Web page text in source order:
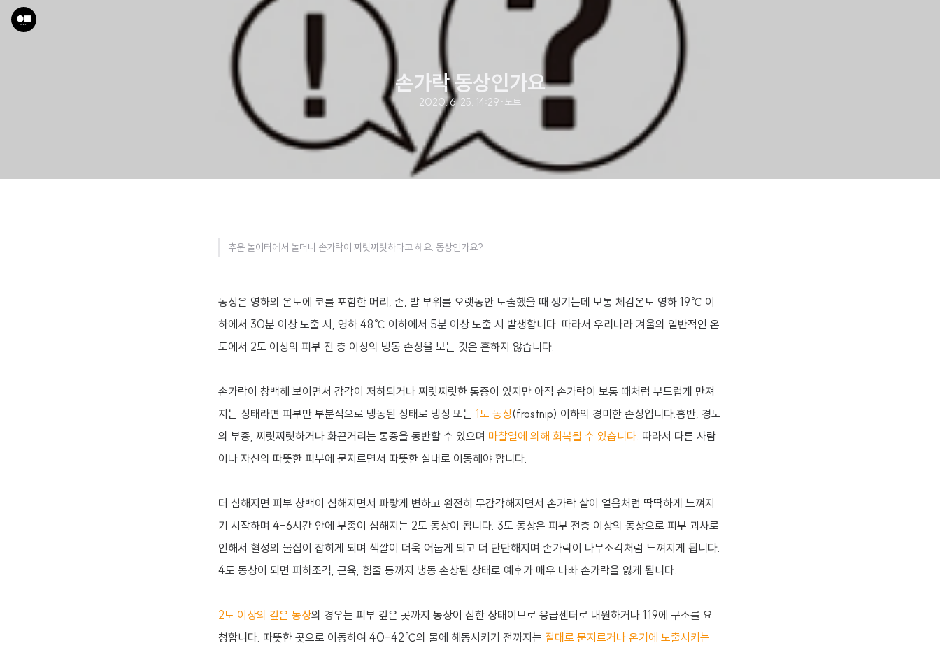
손가락 동상인가요
2020. 6. 25. 14:29 ·노트
추운 놀이터에서 놀더니 손가락이 찌릿찌릿하다고 해요. 동상인가요?
동상은 영하의 온도에 코를 포함한 머리, 손, 발 부위를 오랫동안 노출했을 때 생기는데 보통 체감온도 영하 19℃ 이
하에서 30분 이상 노출 시, 영하 48℃ 이하에서 5분 이상 노출 시 발생합니다. 따라서 우리나라 겨울의 일반적인 온
도에서 2도 이상의 피부 전 층 이상의 냉동 손상을 보는 것은 흔하지 않습니다.
손가락이 창백해 보이면서 감각이 저하되거나 찌릿찌릿한 통증이 있지만 아직 손가락이 보통 때처럼 부드럽게 만져
지는 상태라면 피부만 부분적으로 냉동된 상태로 냉상 또는 1도 동상(frostnip) 이하의 경미한 손상입니다.홍반, 경도
의 부종, 찌릿찌릿하거나 화끈거리는 통증을 동반할 수 있으며 마찰열에 의해 회복될 수 있습니다. 따라서 다른 사람
이나 자신의 따뜻한 피부에 문지르면서 따뜻한 실내로 이동해야 합니다.
더 심해지면 피부 창백이 심해지면서 파랗게 변하고 완전히 무감각해지면서 손가락 살이 얼음처럼 딱딱하게 느껴지
기 시작하며 4-6시간 안에 부종이 심해지는 2도 동상이 됩니다. 3도 동상은 피부 전층 이상의 동상으로 피부 괴사로
인해서 혈성의 물집이 잡히게 되며 색깔이 더욱 어둡게 되고 더 단단해지며 손가락이 나무조각처럼 느껴지게 됩니다.
4도 동상이 되면 피하조긱, 근육, 힘줄 등까지 냉동 손상된 상태로 예후가 매우 나빠 손가락을 잃게 됩니다.
2도 이상의 깊은 동상의 경우는 피부 깊은 곳까지 동상이 심한 상태이므로 응급센터로 내원하거나 119에 구조를 요
청합니다. 따뜻한 곳으로 이동하여 40-42℃의 물에 해동시키기 전까지는 절대로 문지르거나 온기에 노출시키는